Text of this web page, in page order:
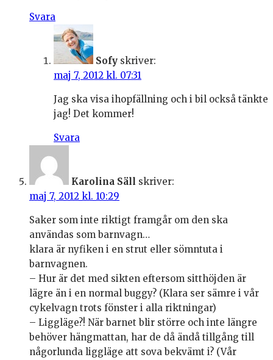
Svara
Sofy skriver:
maj 7, 2012 kl. 07:31
Jag ska visa ihopfällning och i bil också tänkte
jag! Det kommer!
Svara
Karolina Säll skriver:
maj 7, 2012 kl. 10:29
Saker som inte riktigt framgår om den ska
användas som barnvagn…
klara är nyfiken i en strut eller sömntuta i
barnvagnen.
– Hur är det med sikten eftersom sitthöjden är
lägre än i en normal buggy? (Klara ser sämre i vår
cykelvagn trots fönster i alla riktningar)
– Liggläge?! När barnet blir större och inte längre
behöver hängmattan, har de då ändå tillgång till
någorlunda liggläge att sova bekvämt i? (Vår